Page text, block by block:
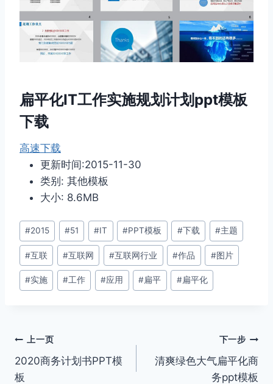
扁平化IT工作实施规划计划ppt模板
下载
高速下载
更新时间:2015-11-30
类别: 其他模板
大小: 8.6MB
文
章
标
签：
#2015 #51 #IT #PPT模板 #下载 #主题
#互联 #互联网 #互联网行业 #作品 #图片
#实施 #工作 #应用 #扁平 #扁平化
文
章
上一页
2020商务计划书PPT模
板
下一步
清爽绿色大气扁平化商
务ppt模板